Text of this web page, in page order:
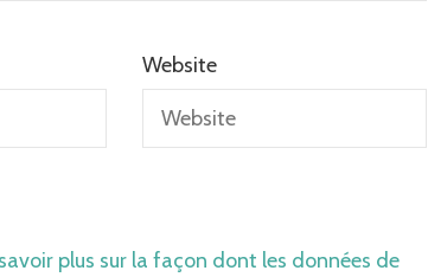
Website
plus sur la façon dont les données de